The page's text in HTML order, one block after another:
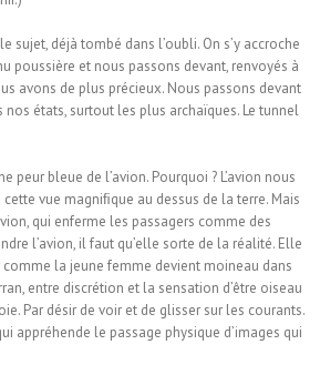
sujet, déjà tombé dans l’oubli. On s’y accroche
poussière et nous passons devant, renvoyés à
avons de plus précieux. Nous passons devant
états, surtout les plus archaïques. Le tunnel
peur bleue de l’avion. Pourquoi ? L’avion nous
cette vue magniﬁque au dessus de la terre. Mais
qui enferme les passagers comme des
l’avion, il faut qu’elle sorte de la réalité. Elle
la jeune femme devient moineau dans
entre discrétion et la sensation d’être oiseau
Par désir de voir et de glisser sur les courants.
appréhende le passage physique d’images qui